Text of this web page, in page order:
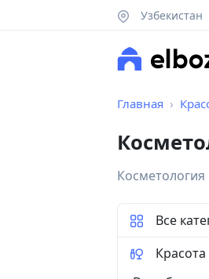
Узбекистан
Главная
Все